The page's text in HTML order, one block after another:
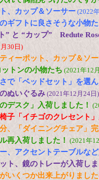
、カップ＆ソーサー (2022
ギフトに良さそうな小物
” と “カップ” Redute
30日)
ーポット、カップ＆ソー
トンの小物たち (2021年12
で「ベッドセット」を選
ぬいぐるみ(2021年12月24日)
デスク」入荷しました！
子「イチゴのクレセント
、「ダイニングチェア」
再入荷しました！ (2021年
、アクセントテーブルな
ト、鏡のトレーが入荷し
いくつか出来上がりまし